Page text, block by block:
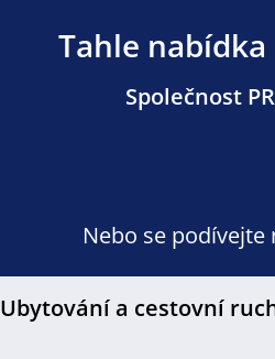
Tahle
Společnost
Nebo se
Ubytování a cestovní